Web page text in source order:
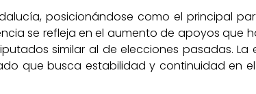
posicionándose como el principal
se refleja en el aumento de apoyos que
similar al de elecciones pasadas. La
que busca estabilidad y continuidad en